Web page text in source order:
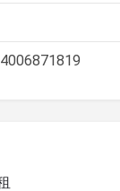
4006871819